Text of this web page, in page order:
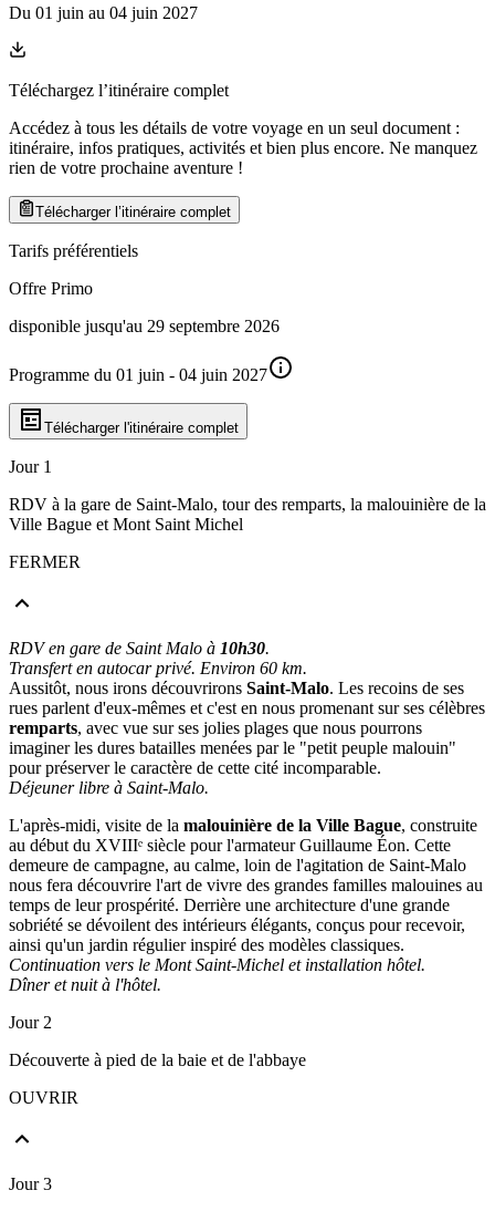
Du 01 juin au 04 juin 2027
Téléchargez l’itinéraire complet
Accédez à tous les détails de votre voyage en un seul document :
itinéraire, infos pratiques, activités et bien plus encore. Ne manquez
rien de votre prochaine aventure !
Télécharger l’itinéraire complet
Tarifs préférentiels
Offre Primo
disponible jusqu'au 29 septembre 2026
Programme du 01 juin - 04 juin 2027
Télécharger l'itinéraire complet
Jour 1
RDV à la gare de Saint-Malo, tour des remparts, la malouinière de la
Ville Bague et Mont Saint Michel
FERMER
RDV en gare de Saint Malo à 10h30.
Transfert en autocar privé. Environ 60 km.
Aussitôt, nous irons découvrirons Saint-Malo. Les recoins de ses
rues parlent d'eux-mêmes et c'est en nous promenant sur ses célèbres
remparts, avec vue sur ses jolies plages que nous pourrons
imaginer les dures batailles menées par le "petit peuple malouin"
pour préserver le caractère de cette cité incomparable.
Déjeuner libre à Saint-Malo.
L'après-midi, visite de la malouinière de la Ville Bague, construite
au début du XVIIIᵉ siècle pour l'armateur Guillaume Éon. Cette
demeure de campagne, au calme, loin de l'agitation de Saint-Malo
nous fera découvrire l'art de vivre des grandes familles malouines au
temps de leur prospérité. Derrière une architecture d'une grande
sobriété se dévoilent des intérieurs élégants, conçus pour recevoir,
ainsi qu'un jardin régulier inspiré des modèles classiques.
Continuation vers le Mont Saint-Michel et installation hôtel.
Dîner et nuit à l'hôtel.
Jour 2
Découverte à pied de la baie et de l'abbaye
OUVRIR
Jour 3